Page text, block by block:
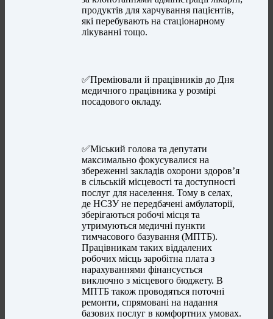
продуктів для харчування пацієнтів,
які перебувають на стаціонарному
лікуванні тощо.
✅Преміювали й працівників до Дня
медичного працівника у розмірі
посадового окладу.
✅Міський голова та депутати
максимально фокусувалися на
збереженні закладів охорони здоров’я
в сільській місцевості та доступності
послуг для населення. Тому в селах,
де НСЗУ не передбачені амбулаторії,
зберігаються робочі місця та
утримуються медичні пункти
тимчасового базування (МПТБ).
Працівникам таких віддалених
робочих місць заробітна плата з
нарахуваннями фінансується
виключно з місцевого бюджету. В
МПТБ також проводяться поточні
ремонти, спрямовані на надання
базових послуг в комфортних умовах.